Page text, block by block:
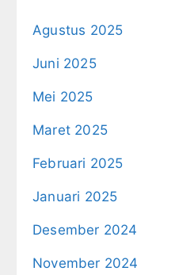
Agustus 2025
Juni 2025
Mei 2025
Maret 2025
Februari 2025
Januari 2025
Desember 2024
November 2024